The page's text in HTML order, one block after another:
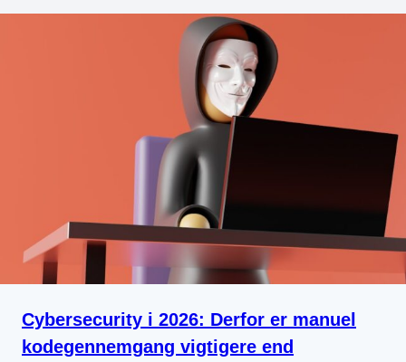
Cybersecurity i 2026: Derfor er manuel
kodegennemgang vigtigere end